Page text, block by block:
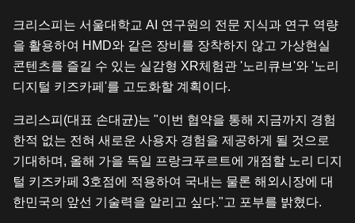
크리스피는 서울대학교 AI 연구원의 전문 지식과 연구 역량
을 활용하여 HMD와 같은 장비를 장착하지 않고 가상현실
콘텐츠를 즐길 수 있는 실감형 XR체험관 '노리큐브'와 '노리
디지털 키즈카페'를 고도화할 계획이다.
크리스피(대표 손대균)는 "이번 협약을 통해 지금까지 경험
한적 없는 전혀 새로운 사용자 경험을 제공하게 될 것으로
기대하며, 올해 가을 독일 프랑크푸르트에 개점할 노리 디지
털 키즈카페 3호점에 적용하여 국내는 물론 해외시장에 대
한민국의 앞선 기술력을 알리고 싶다."고 포부를 밝혔다.